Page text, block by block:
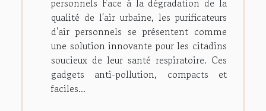
personnels Face à la dégradation de la
qualité de l'air urbaine, les purificateurs
d'air personnels se présentent comme
une solution innovante pour les citadins
soucieux de leur santé respiratoire. Ces
gadgets anti-pollution, compacts et
faciles...